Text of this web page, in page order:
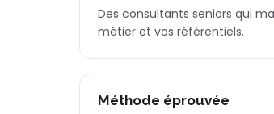
Des consultants seniors qui
métier et vos référentiels.
Méthode éprouvée